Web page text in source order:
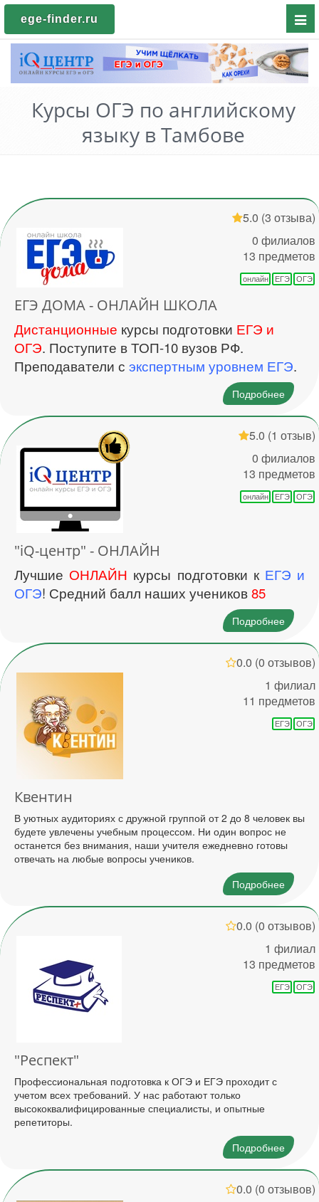
ege-finder.ru
Курсы ОГЭ по английскому
языку в Тамбове
5.0 (3 отзыва)
0 филиалов
13 предметов
онлайн ЕГЭ ОГЭ
ЕГЭ ДОМА - ОНЛАЙН ШКОЛА
Дистанционные курсы подготовки ЕГЭ и
ОГЭ. Поступите в ТОП-10 вузов РФ.
Преподаватели с экспертным уровнем ЕГЭ.
Подробнее
5.0 (1 отзыв)
0 филиалов
13 предметов
онлайн ЕГЭ ОГЭ
"iQ-центр" - ОНЛАЙН
Лучшие ОНЛАЙН курсы подготовки к ЕГЭ и
ОГЭ! Средний балл наших учеников85
Подробнее
0.0 (0 отзывов)
1 филиал
11 предметов
ЕГЭ ОГЭ
Квентин
В уютных аудиториях с дружной группой от 2 до 8 человек вы
будете увлечены учебным процессом. Ни один вопрос не
останется без внимания, наши учителя ежедневно готовы
отвечать на любые вопросы учеников.
Подробнее
0.0 (0 отзывов)
1 филиал
13 предметов
ЕГЭ ОГЭ
"Респект"
Профессиональная подготовка к ОГЭ и ЕГЭ проходит с
учетом всех требований. У нас работают только
высококвалифицированные специалисты, и опытные
репетиторы.
Подробнее
0.0 (0 отзывов)